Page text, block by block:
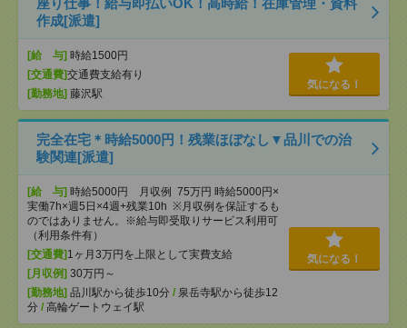
座り仕事！給与即払いOK！高時給！在庫管理・資料
作成[派遣]
[給 与] 時給1500円
[交通費]交通費支給有り
[勤務地] 藤沢駅
気になる！
完全在宅＊時給5000円！残業ほぼなし▼品川での治
験関連[派遣]
[給 与] 時給5000円 月収例 75万円 時給5000円×
実働7h×週5日×4週+残業10h ※月収例を保証するも
のではありません。※給与即受取りサービス利用可
（利用条件有）
[交通費] 1ヶ月3万円を上限として実費支給
[月収例] 30万円～
[勤務地] 品川駅から徒歩10分 / 泉岳寺駅から徒歩12
分 / 高輪ゲートウェイ駅
気になる！